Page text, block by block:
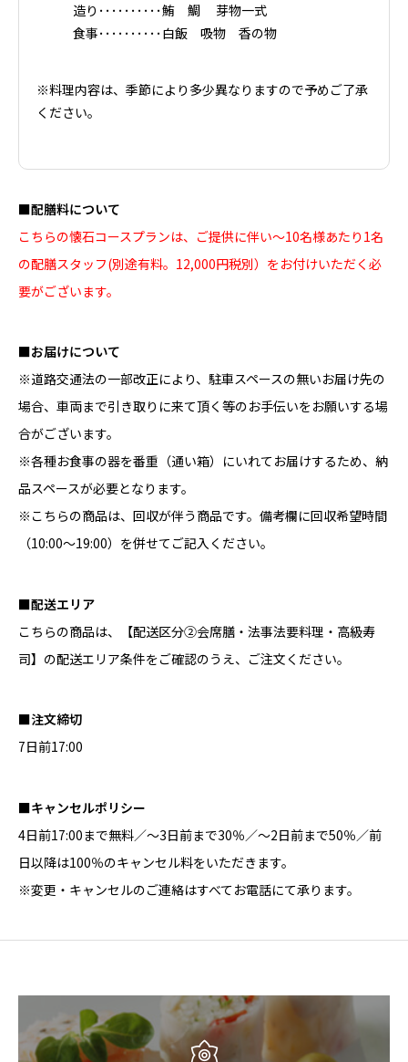
造り･･････････鮪 鯛 芽物一式
食事･･････････白飯 吸物 香の物
※料理内容は、季節により多少異なりますので予めご了承
ください。
■配膳料について
こちらの懐石コースプランは、ご提供に伴い～10名様あたり1名
の配膳スタッフ(別途有料。12,000円税別）をお付けいただく必
要がございます。
■お届けについて
※道路交通法の一部改正により、駐車スペースの無いお届け先の
場合、車両まで引き取りに来て頂く等のお手伝いをお願いする場
合がございます。
※各種お食事の器を番重（通い箱）にいれてお届けするため、納
品スペースが必要となります。
※こちらの商品は、回収が伴う商品です。備考欄に回収希望時間
（10:00～19:00）を併せてご記入ください。
■配送エリア
こちらの商品は、
【配送区分②会席膳・法事法要料理・高級寿
司】 の配送エリア条件をご確認のうえ、ご注文ください。
■注文締切
7日前17:00
■キャンセルポリシー
4日前17:00まで無料／～3日前まで30％／～2日前まで50％／前
日以降は100％のキャンセル料をいただきます。
※変更・キャンセルのご連絡はすべてお電話にて承ります。